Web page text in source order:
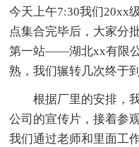
今天上午7:30我们20xx
点集合完毕后，大家分
第一站——湖北xx有限
熟，我们辗转几次终于
根据厂里的安排，我
公司的宣传片，接着参
我们通过老师和里面工